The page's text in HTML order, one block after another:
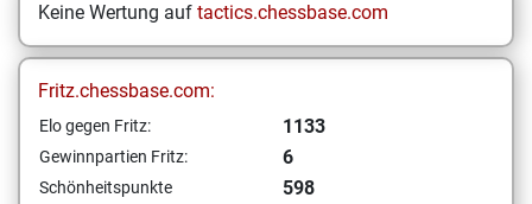
Keine Wertung auf tactics.chessbase.com
Fritz.chessbase.com:
Elo gegen Fritz: 1133
Gewinnpartien Fritz: 6
Schönheitspunkte
598